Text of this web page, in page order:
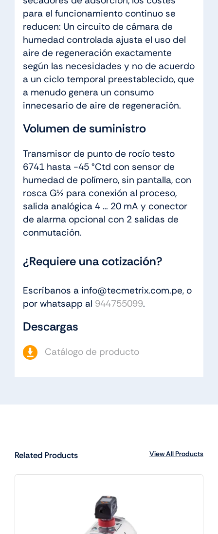
para el funcionamiento continuo se
reducen: Un circuito de cámara de
humedad controlada ajusta el uso del
aire de regeneración exactamente
según las necesidades y no de acuerdo
a un ciclo temporal preestablecido, que
a menudo genera un consumo
innecesario de aire de regeneración.
Volumen de suministro
Transmisor de punto de rocío testo
6741 hasta -45 °Ctd con sensor de
humedad de polímero, sin pantalla, con
rosca G½ para conexión al proceso,
salida analógica 4 … 20 mA y conector
de alarma opcional con 2 salidas de
conmutación.
¿Requiere una cotización?
Escríbanos a info@tecmetrix.com.pe, o
por whatsapp al 944755099.
Descargas
Catálogo de producto
Related Products View All Products